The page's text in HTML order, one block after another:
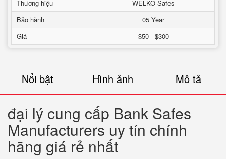
Thương hiệu
WELKO Safes
Bảo hành
05 Year
Giá
$50 - $300
Nổi bật Hình ảnh Mô tả
đại lý cung cấp Bank Safes
Manufacturers uy tín chính
hãng giá rẻ nhất